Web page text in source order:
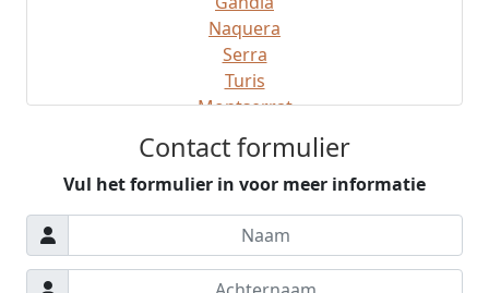
Naquera
Serra
Turis
Montserrat
Montroy
Gatova
Ribaroja
Manises
Sagunto
Gilet
Contact formulier
Vul het formulier in voor meer informatie